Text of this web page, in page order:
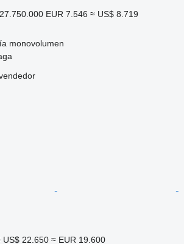
EUR 7.546 ≈ US$ 8.719
monovolumen
US$ 22.650 ≈ EUR 19.600